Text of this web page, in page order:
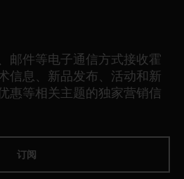
邮件等电子通信方式接收霍
信息、新品发布、活动和新
惠等相关主题的独家营销信
订阅